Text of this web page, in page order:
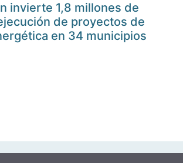
invierte 1,8 millones de
de proyectos de
en 34 municipios